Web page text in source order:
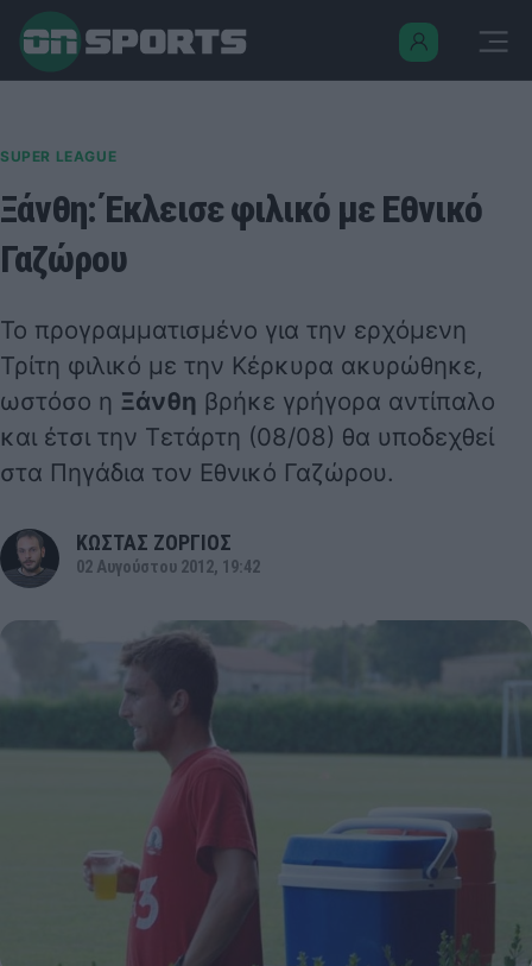
SUPER LEAGUE
Ξάνθη: Έκλεισε φιλικό με Εθνικό
Γαζώρου
Το προγραμματισμένο για την ερχόμενη
Τρίτη φιλικό με την Κέρκυρα ακυρώθηκε,
ωστόσο η Ξάνθη βρήκε γρήγορα αντίπαλο
και έτσι την Τετάρτη (08/08) θα υποδεχθεί
στα Πηγάδια τον Εθνικό Γαζώρου.
ΚΩΣΤΑΣ ΖΟΡΓΙΟΣ
02 Αυγούστου 2012, 19:42